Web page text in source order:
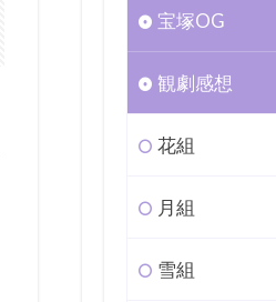
宝塚OG
観劇感想
花組
月組
雪組